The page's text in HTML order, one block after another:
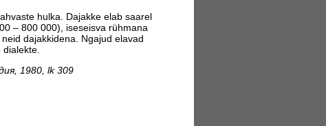
hulka. Dajakke elab saarel
– 800 000), iseseisva rühmana
dajakkidena. Ngajud elavad
1980, lk 309